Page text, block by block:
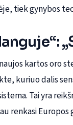
tiek gynybos
kartos oro
kuriuo dalis
Tai yra
renkasi